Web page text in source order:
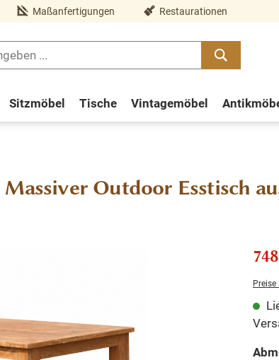
Maßanfertigungen Restaurationen
Sitzmöbel Tische Vintagemöbel
Outdoor Esstisch